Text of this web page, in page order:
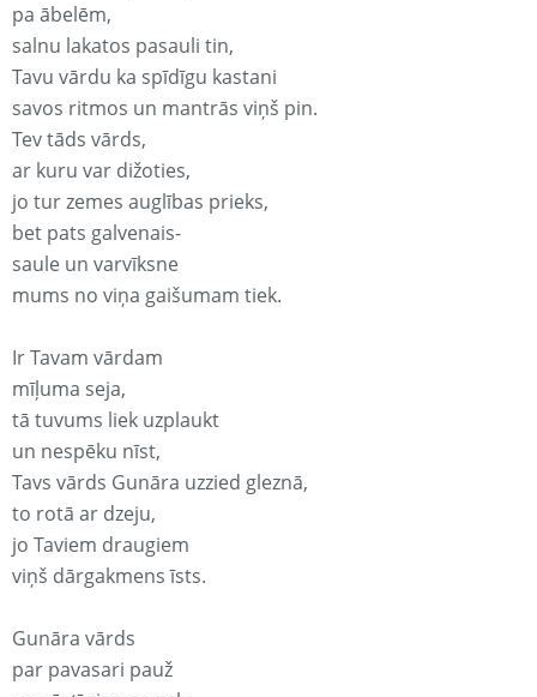
pa ābelēm,
salnu lakatos pasauli tin,
Tavu vārdu ka spīdīgu kastani
savos ritmos un mantrās viņš pin.
Tev tāds vārds,
ar kuru var dižoties,
jo tur zemes auglības prieks,
bet pats galvenais-
saule un varvīksne
mums no viņa gaišumam tiek.
Ir Tavam vārdam
mīļuma seja,
tā tuvums liek uzplaukt
un nespēku nīst,
Tavs vārds Gunāra uzzied gleznā,
to rotā ar dzeju,
jo Taviem draugiem
viņš dārgakmens īsts.
Gunāra vārds
par pavasari pauž